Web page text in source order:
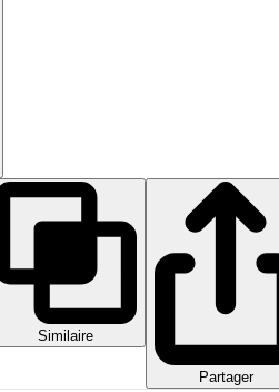
Similaire
Partager